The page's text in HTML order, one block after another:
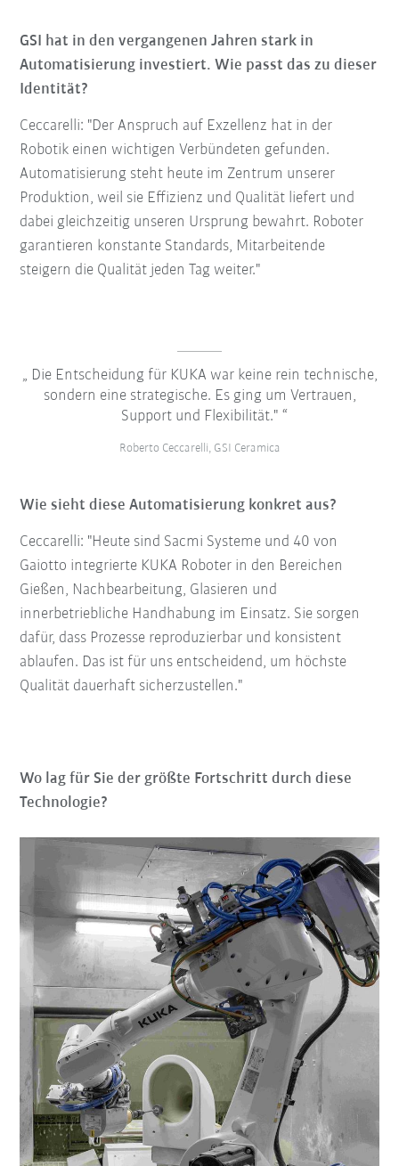
GSI hat in den vergangenen Jahren stark in
Automatisierung investiert. Wie passt das zu dieser
Identität?
Ceccarelli: "Der Anspruch auf Exzellenz hat in der
Robotik einen wichtigen Verbündeten gefunden.
Automatisierung steht heute im Zentrum unserer
Produktion, weil sie Effizienz und Qualität liefert und
dabei gleichzeitig unseren Ursprung bewahrt. Roboter
garantieren konstante Standards, Mitarbeitende
steigern die Qualität jeden Tag weiter."
Die Entscheidung für KUKA war keine rein technische,
sondern eine strategische. Es ging um Vertrauen,
Support und Flexibilität."
Roberto Ceccarelli, GSI Ceramica
Wie sieht diese Automatisierung konkret aus?
Ceccarelli: "Heute sind Sacmi Systeme und 40 von
Gaiotto integrierte KUKA Roboter in den Bereichen
Gießen, Nachbearbeitung, Glasieren und
innerbetriebliche Handhabung im Einsatz. Sie sorgen
dafür, dass Prozesse reproduzierbar und konsistent
ablaufen. Das ist für uns entscheidend, um höchste
Qualität dauerhaft sicherzustellen."
Wo lag für Sie der größte Fortschritt durch diese
Technologie?